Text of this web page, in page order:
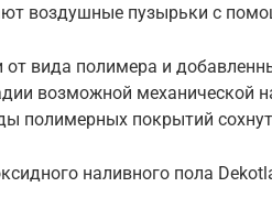
воздушные пузырьки с
от вида полимера и
возможной механической
полимерных покрытий
наливного пола